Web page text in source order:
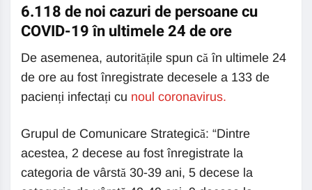
6.118 de noi cazuri de persoane cu
COVID-19 în ultimele 24 de ore
De asemenea, autoritățile spun că în ultimele 24
de ore au fost înregistrate decesele a 133 de
pacienți infectați cu noul coronavirus.
Grupul de Comunicare Strategică: “Dintre
acestea, 2 decese au fost înregistrate la
categoria de vârstă 30-39 ani, 5 decese la